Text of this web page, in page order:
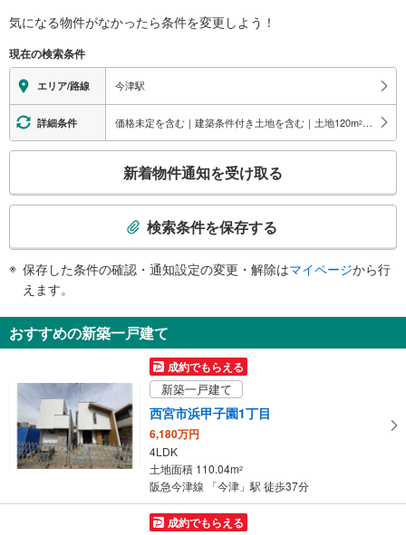
※段差なしでの移動経路
【阪急電鉄】：○
【阪神電気鉄道】：○
エレベータ
【阪急電鉄】
・ホーム⇔改札
・改札⇔南口
・改札⇔地上
【阪急電鉄】
・ホーム⇔改札
・改札⇔１Ｆ
【阪神電気鉄道】
・各ホーム⇔改札
・改札⇔地上
トイレ
《車椅子対応》《ベビーベッド》
・改札内
【阪神電気鉄道】
《多機能トイレ》
・改札内
《車椅子対応》《ベビーシート》
気になる物件がなかったら条件を変更しよう！
現在の検索条件
エリア/路線 今津駅
詳細条件 価格未定を含む｜建築条件付き土地を含む｜土地120m2 以上
検
知
を
け
取
る
・
条
新着物件通知を受け取る
検索条件を保存する
保存した条件の確認・通知設定の変更・解除はマイページから行
えます。
おすすめの新築一戸建て
成約でもらえる
新築一戸建て
西宮市浜甲子園1丁目
6,180万円
4LDK
土地面積 110.04m2
阪急今津線 「今津」駅 徒歩37分
成約でもらえる